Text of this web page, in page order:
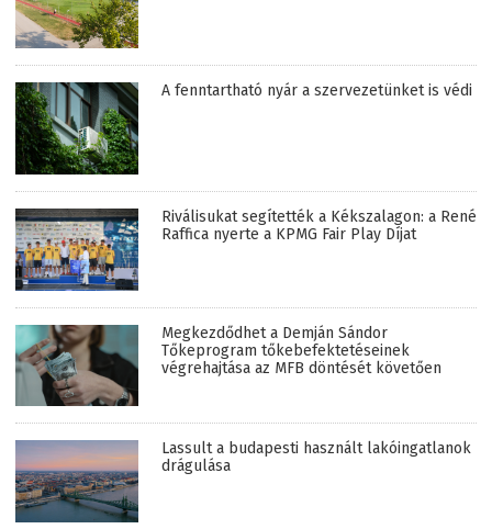
A fenntartható nyár a szervezetünket is védi
Riválisukat segítették a Kékszalagon: a René
Raffica nyerte a KPMG Fair Play Díjat
Megkezdődhet a Demján Sándor
Tőkeprogram tőkebefektetéseinek
végrehajtása az MFB döntését követően
Lassult a budapesti használt lakóingatlanok
drágulása